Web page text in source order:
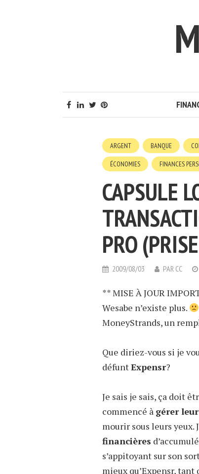
ARGENT BANQUE
ÉCONOMIES FINANCES
CAPSULE
PRO
2009/08/03 PAR CC
** MISE À JOUR
Wesabe n’existe plus.
MoneyStrands, un
Que diriez-vous si je
défuntExpensr?
Je sais je sais, ça doit
commencé à gérer
mourir sous leurs yeux.
financières
s’appitoyant sur son
mieux qu’Expensr, tant